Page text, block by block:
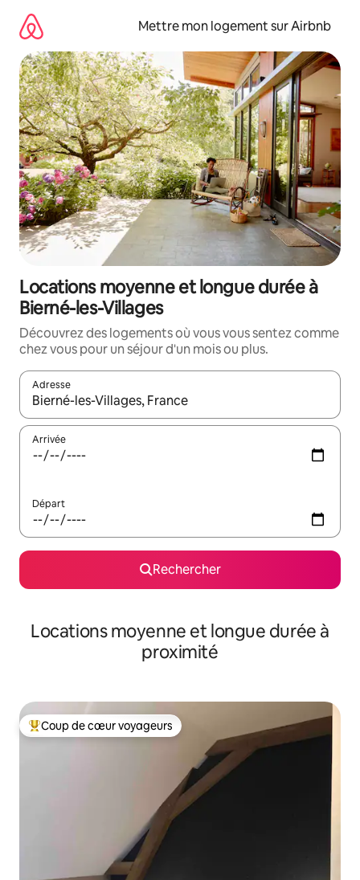
directement
contenu
Mettre mon logement sur Airbnb
Locations moyenne et longue durée à
Bierné-les-Villages
Découvrez des logements où vous vous sentez comme
chez vous pour un séjour d'un mois ou plus.
Adresse
Lorsque les résultats s'affichent, utilisez les flèches vers le
Arrivée
Départ
Rechercher
Locations moyenne et longue durée à
proximité
Coups de cœur voyageurs les plus appréciés
Coup de cœur voyageurs